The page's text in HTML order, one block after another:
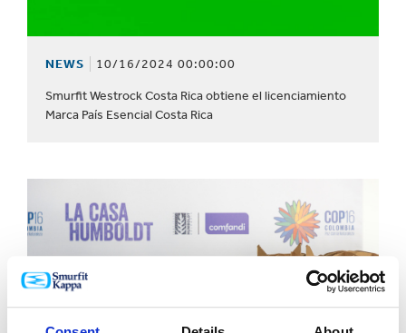
NEWS 10/16/2024 00:00:00
Smurfit Westrock Costa Rica obtiene el licenciamiento
Marca País Esencial Costa Rica